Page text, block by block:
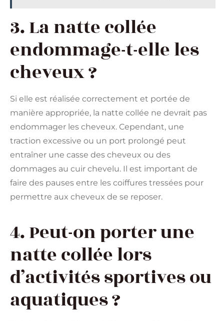
3. La natte collée
endommage-t-elle les
cheveux ?
Si elle est réalisée correctement et portée de
manière appropriée, la natte collée ne devrait pas
endommager les cheveux. Cependant, une
traction excessive ou un port prolongé peut
entraîner une casse des cheveux ou des
dommages au cuir chevelu. Il est important de
faire des pauses entre les coiffures tressées pour
permettre aux cheveux de se reposer.
4. Peut-on porter une
natte collée lors
d’activités sportives ou
aquatiques ?